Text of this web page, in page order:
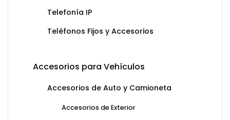
Telefonía IP
Teléfonos Fijos y Accesorios
Accesorios para Vehículos
Accesorios de Auto y Camioneta
Accesorios de Exterior